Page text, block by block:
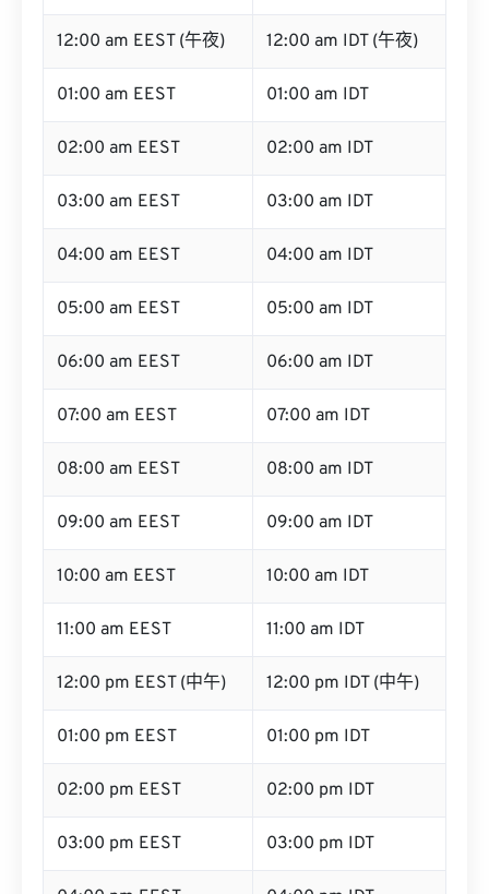
12:00 am EEST (午夜) 12:00 am IDT (午夜)
01:00 am EEST 01:00 am IDT
02:00 am EEST 02:00 am IDT
03:00 am EEST 03:00 am IDT
04:00 am EEST 04:00 am IDT
05:00 am EEST 05:00 am IDT
06:00 am EEST 06:00 am IDT
07:00 am EEST 07:00 am IDT
08:00 am EEST 08:00 am IDT
09:00 am EEST 09:00 am IDT
10:00 am EEST 10:00 am IDT
11:00 am EEST 11:00 am IDT
12:00 pm EEST (中午) 12:00 pm IDT (中午)
01:00 pm EEST 01:00 pm IDT
02:00 pm EEST 02:00 pm IDT
03:00 pm EEST 03:00 pm IDT